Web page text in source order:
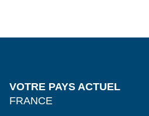
VOTRE PAYS ACTUEL
FRANCE